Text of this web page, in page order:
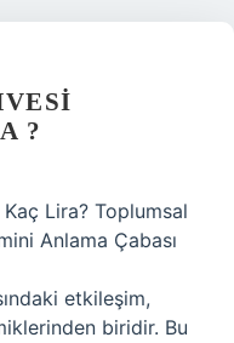
?
Lira? Toplumsal
Anlama Çabası
etkileşim,
biridir. Bu